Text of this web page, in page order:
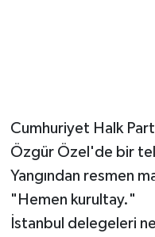
Cumhuriyet Halk
Özgür Özel'de bir
Yangından resmen
"Hemen kurultay."
İstanbul delegeleri